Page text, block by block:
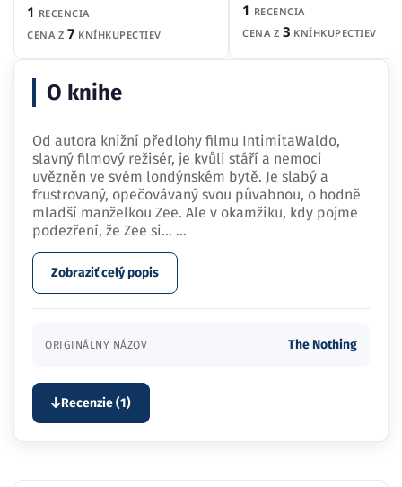
1 RECENCIA
CENA Z 7 KNÍHKUPECTIEV
1 RECENCIA
CENA Z 3 KNÍHKUPECTIEV
O knihe
Od autora knižní předlohy filmu IntimitaWaldo,
slavný filmový režisér, je kvůli stáří a nemoci
uvězněn ve svém londýnském bytě. Je slabý a
frustrovaný, opečovávaný svou půvabnou, o hodně
mladší manželkou Zee. Ale v okamžiku, kdy pojme
podezření, že Zee si… ...
Zobraziť celý popis
ORIGINÁLNY NÁZOV The Nothing
Recenzie (1)